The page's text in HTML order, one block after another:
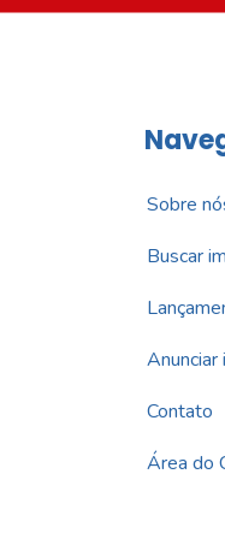
Sobre
Buscar
Anunciar
Contato
Área do